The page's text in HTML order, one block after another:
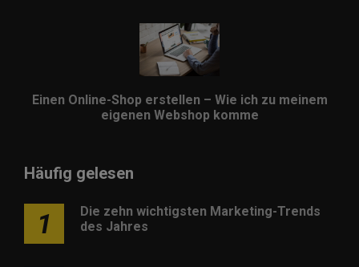
Einen Online-Shop erstellen – Wie ich zu meinem
eigenen Webshop komme
Häufig gelesen
1
Die zehn wichtigsten Marketing-Trends
des Jahres